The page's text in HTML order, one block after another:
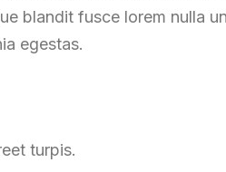
blandit fusce lorem nulla
egestas.
turpis.